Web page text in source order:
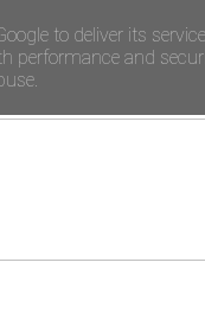
to deliver its
performance and